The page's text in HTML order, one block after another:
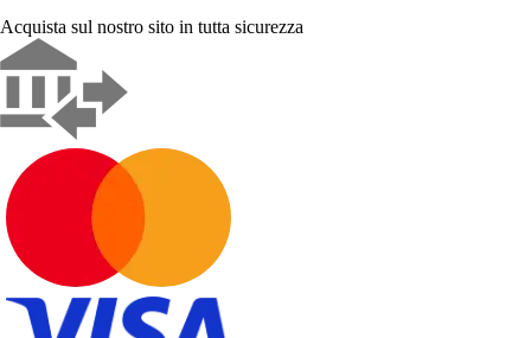
Acquista sul nostro sito in tutta sicurezza